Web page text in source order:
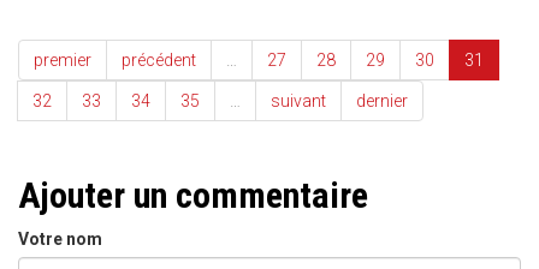
premier précédent 27 28 29 30 31
32 33 34 35 suivant dernier
Ajouter un commentaire
Votre nom